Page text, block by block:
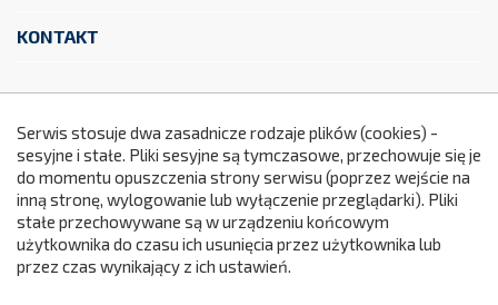
KONTAKT
Serwis stosuje dwa zasadnicze rodzaje plików (cookies) -
sesyjne i stałe. Pliki sesyjne są tymczasowe, przechowuje się je
do momentu opuszczenia strony serwisu (poprzez wejście na
inną stronę, wylogowanie lub wyłączenie przeglądarki). Pliki
stałe przechowywane są w urządzeniu końcowym
użytkownika do czasu ich usunięcia przez użytkownika lub
przez czas wynikający z ich ustawień.
© 2026 - Oprogramowanie e-sklepu od Maal™